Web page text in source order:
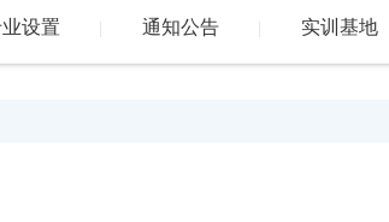
设置 通知公告 实训基地